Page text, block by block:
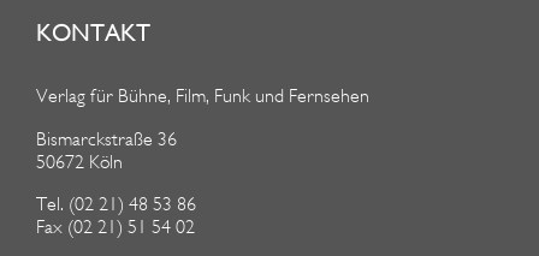
KONTAKT
Verlag für Bühne, Film, Funk und Fernsehen
Bismarckstraße 36
50672 Köln
Tel. (02 21) 48 53 86
Fax (02 21) 51 54 02